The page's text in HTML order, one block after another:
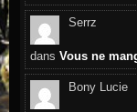
Serrz
dansVous ne
Bony Lucie